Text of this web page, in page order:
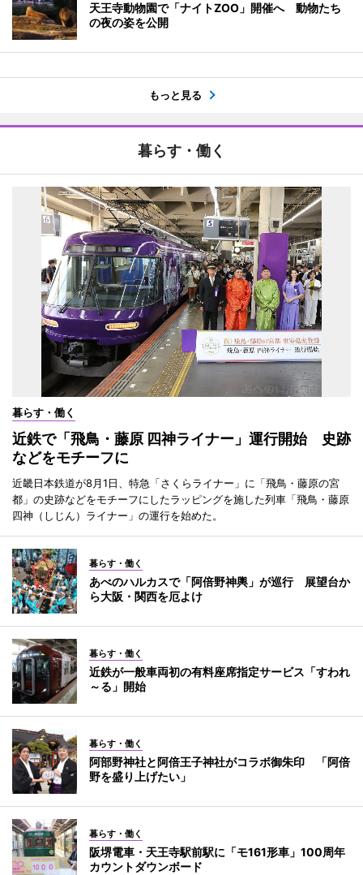
天王寺動物園で「ナイトZOO」開催へ 動物たち
の夜の姿を公開
もっと見る
暮らす・働く
暮らす・働く
近鉄で「飛鳥・藤原 四神ライナー」運行開始 史跡
などをモチーフに
近畿日本鉄道が8月1日、特急「さくらライナー」に「飛鳥・藤原の宮
都」の史跡などをモチーフにしたラッピングを施した列車「飛鳥・藤原
四神（しじん）ライナー」の運行を始めた。
暮らす・働く
あべのハルカスで「阿倍野神輿」が巡行 展望台か
ら大阪・関西を厄よけ
暮らす・働く
近鉄が一般車両初の有料座席指定サービス「すわれ
～る」開始
暮らす・働く
阿部野神社と阿倍王子神社がコラボ御朱印 「阿倍
野を盛り上げたい」
暮らす・働く
阪堺電車・天王寺駅前駅に「モ161形車」100周年
カウントダウンボード